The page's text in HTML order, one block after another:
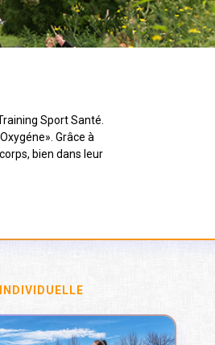
Sport Santé.
Grâce à
bien dans leur